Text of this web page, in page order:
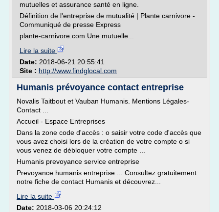
mutuelles et assurance santé en ligne.
Définition de l'entreprise de mutualité | Plante carnivore -
Communiqué de presse Express
plante-carnivore.com Une mutuelle...
Lire la suite
Date: 2018-06-21 20:55:41
Site : http://www.findglocal.com
Humanis prévoyance contact entreprise
Novalis Taitbout et Vauban Humanis. Mentions Légales-
Contact ...
Accueil - Espace Entreprises
Dans la zone code d'accès : o saisir votre code d'accès que
vous avez choisi lors de la création de votre compte o si
vous venez de débloquer votre compte ...
Humanis prevoyance service entreprise
Prevoyance humanis entreprise ... Consultez gratuitement
notre fiche de contact Humanis et découvrez...
Lire la suite
Date: 2018-03-06 20:24:12